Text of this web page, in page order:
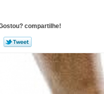
compartilhe!